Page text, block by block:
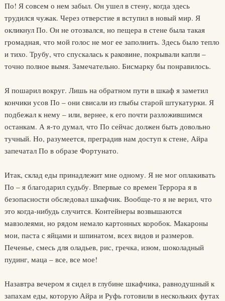
По! Я совсем о нем забыл. Он ушел в стену, когда здесь
трудился чужак. Через отверстие я вступил в новый мир. Я
окликнул По. Он не отозвался, но пещера в стене была такая
громадная, что мой голос не мог ее заполнить. Здесь было тепло
и тихо. Трубу, что спускалась к раковине, покрывали капли –
точно полное вымя. Замечательно. Бисмарку бы понравилось.
Я пошарил вокруг. Лишь на обратном пути в шкаф я заметил
кончики усов По – они свисали из глыбы старой штукатурки. Я
подбежал к нему – или, вернее, к его почти разложившимся
останкам. А я-то думал, что По сейчас должен быть довольно
тучный. Но, разумеется, преградив нам доступ к стене, Айра
запечатал По в образе Фортунато.
Итак, склад еды принадлежит мне одному. Я не мог оплакивать
По – я благодарил судьбу. Впервые со времен Террора я в
безопасности обследовал шкафчик. Вообще-то я не верил, что
это когда-нибудь случится. Контейнеры возвышаются
мавзолеями, но рядом немало картонных коробок. Макароны
мои, паста с яйцами и шпинатом, всех видов и размеров.
Печенье, смесь для оладьев, рис, гречка, изюм, шоколадный
пудинг, маца – все, все мое!
Назавтра вечером я сидел в глубине шкафчика, равнодушный к
запахам еды, которую Айра и Руфь готовили в нескольких футах